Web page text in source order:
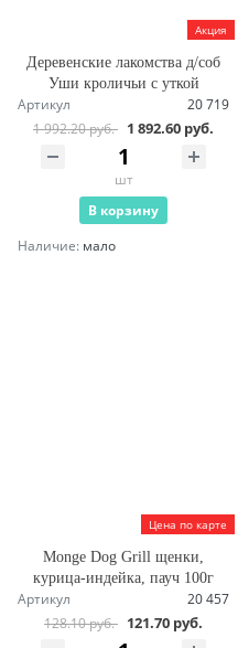
Акция
Деревенские лакомства д/соб
Уши кроличьи с уткой
Артикул
20 719
1 992.20 руб. 1 892.60 руб.
шт
В корзину
Наличие: мало
Цена по карте
Monge Dog Grill щенки,
курица-индейка, пауч 100г
Артикул
20 457
128.10 руб. 121.70 руб.